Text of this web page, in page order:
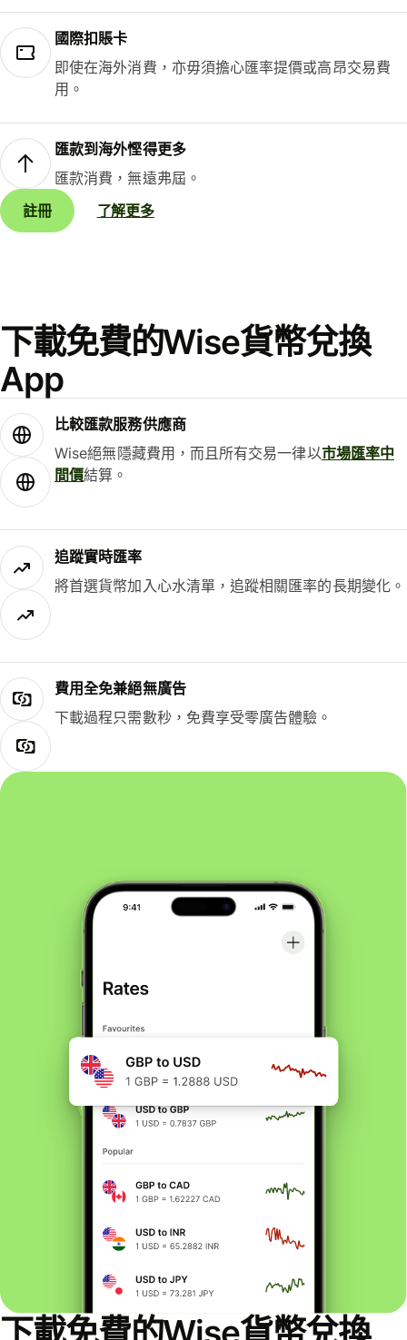
國際扣賬卡
即使在海外消費，亦毋須擔心匯率提價或高昂交易費
用。
匯款到海外慳得更多
匯款消費，無遠弗屆。
註冊
了解更多
下載免費的Wise貨幣兌換
App
比較匯款服務供應商
Wise絕無隱藏費用，而且所有交易一律以市場匯率中
間價結算。
追蹤實時匯率
將首選貨幣加入心水清單，追蹤相關匯率的長期變化。
費用全免兼絕無廣告
下載過程只需數秒，免費享受零廣告體驗。